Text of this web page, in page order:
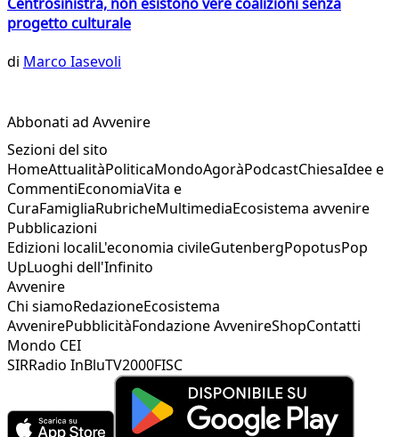
progetto culturale
di Marco Iasevoli
Abbonati ad Avvenire
Sezioni del sito
HomeAttualitàPoliticaMondoAgoràPodcastChiesaIdee e
CommentiEconomiaVita e
CuraFamigliaRubricheMultimediaEcosistema avvenire
Pubblicazioni
Edizioni localiL'economia civileGutenbergPopotusPop
UpLuoghi dell'Infinito
Avvenire
Chi siamoRedazioneEcosistema
AvvenirePubblicitàFondazione AvvenireShopContatti
Mondo CEI
SIRRadio InBluTV2000FISC